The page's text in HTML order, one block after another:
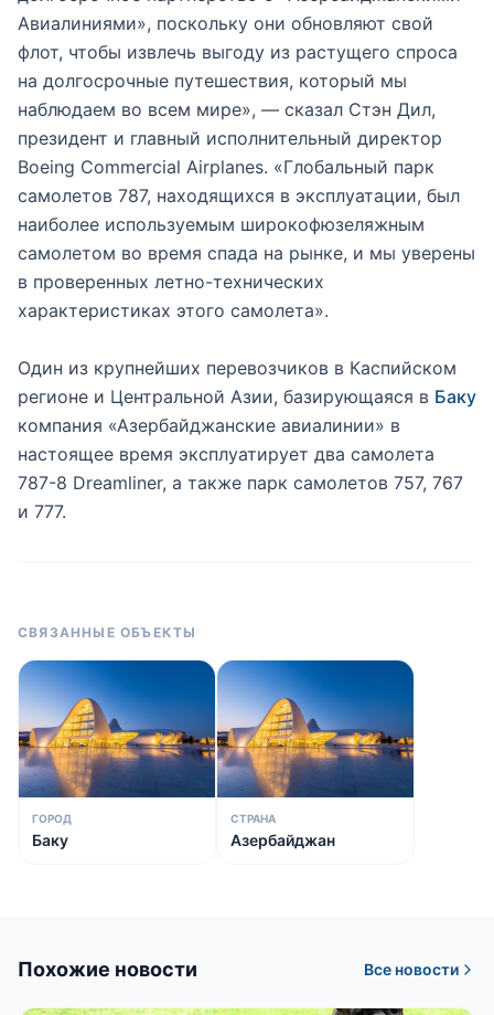
Авиалиниями», поскольку они обновляют свой
флот, чтобы извлечь выгоду из растущего спроса
на долгосрочные путешествия, который мы
наблюдаем во всем мире», — сказал Стэн Дил,
президент и главный исполнительный директор
Boeing Commercial Airplanes. «Глобальный парк
самолетов 787, находящихся в эксплуатации, был
наиболее используемым широкофюзеляжным
самолетом во время спада на рынке, и мы уверены
в проверенных летно-технических
характеристиках этого самолета».
Один из крупнейших перевозчиков в Каспийском
регионе и Центральной Азии, базирующаяся в Баку
компания «Азербайджанские авиалинии» в
настоящее время эксплуатирует два самолета
787-8 Dreamliner, а также парк самолетов 757, 767
и 777.
СВЯЗАННЫЕ ОБЪЕКТЫ
ГОРОД
Баку
СТРАНА
Азербайджан
Похожие новости Все новости